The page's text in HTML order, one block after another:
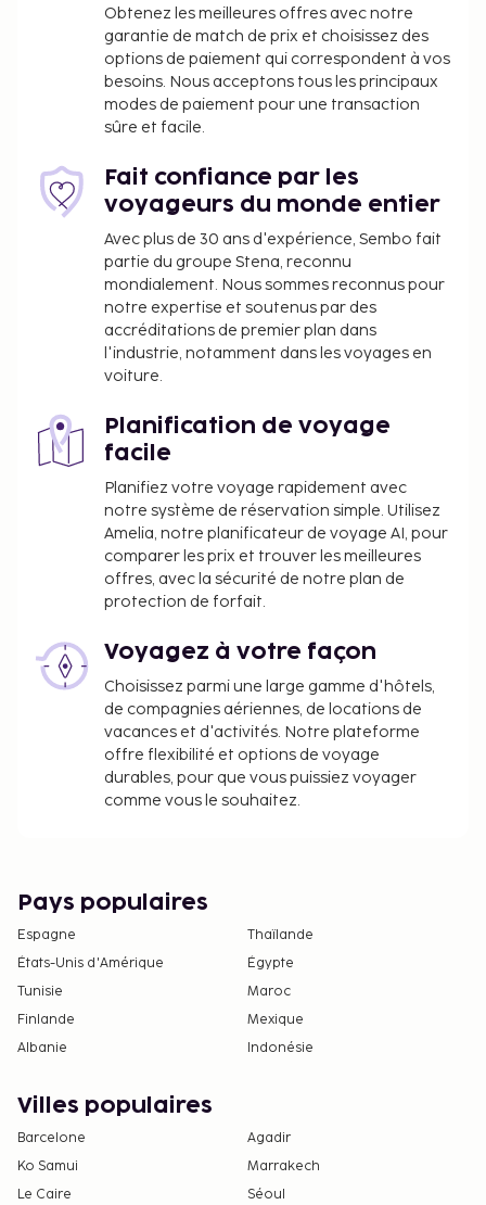
Wi-Fi à Internet gratuit et un service de
conciergerie. Lors de votre séjour dans cet hôtel,
vous pourrez prendre vos repas dans votre
chambre grâce au service d'étage (horaires limités).
Pour que vous puissiez faire connaissance avec les
autres convives, l'hébergement vous invite à
les jours.
Obtenez les meilleures offres avec notre
garantie de match de prix et choisissez des
options de paiement qui correspondent à vos
besoins. Nous acceptons tous les principaux
modes de paiement pour une transaction
sûre et facile.
Fait confiance par les
voyageurs du monde entier
Avec plus de 30 ans d'expérience, Sembo fait
partie du groupe Stena, reconnu
mondialement. Nous sommes reconnus pour
notre expertise et soutenus par des
accréditations de premier plan dans
l'industrie, notamment dans les voyages en
voiture.
Planification de voyage
facile
Planifiez votre voyage rapidement avec
notre système de réservation simple. Utilisez
Amelia, notre planificateur de voyage AI, pour
comparer les prix et trouver les meilleures
offres, avec la sécurité de notre plan de
protection de forfait.
Voyagez à votre façon
Choisissez parmi une large gamme d'hôtels,
de compagnies aériennes, de locations de
vacances et d'activités. Notre plateforme
offre flexibilité et options de voyage
durables, pour que vous puissiez voyager
comme vous le souhaitez.
Pays populaires
Espagne
Thaïlande
États-Unis d'Amérique
Égypte
Tunisie
Maroc
Finlande
Mexique
Albanie
Indonésie
Villes populaires
Barcelone
Agadir
Ko Samui
Marrakech
Le Caire
Séoul